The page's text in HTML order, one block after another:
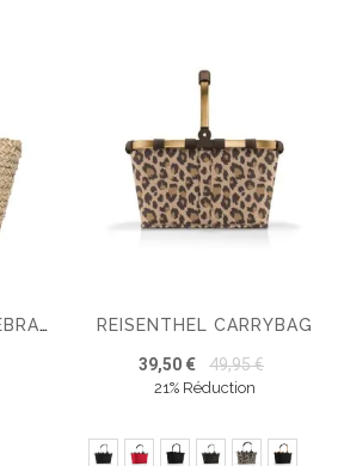
PANIER EN OSIER ZEBRA TRENDS SOLA REISENTHEL CARRYBAG
39,50 € 49,95 €
21% Réduction